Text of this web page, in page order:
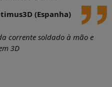
(Espanha)
corrente soldado à mão e
3D